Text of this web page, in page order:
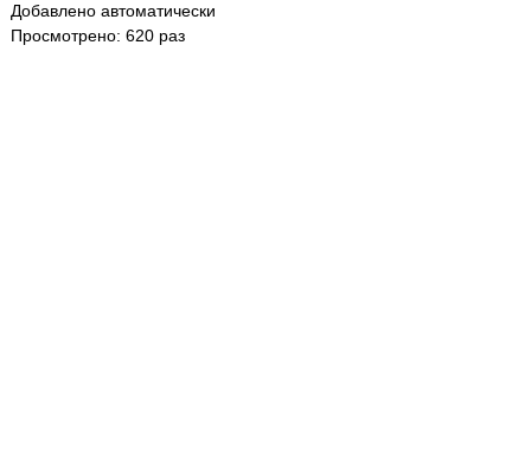
Добавлено автоматически
Просмотрено: 620 раз